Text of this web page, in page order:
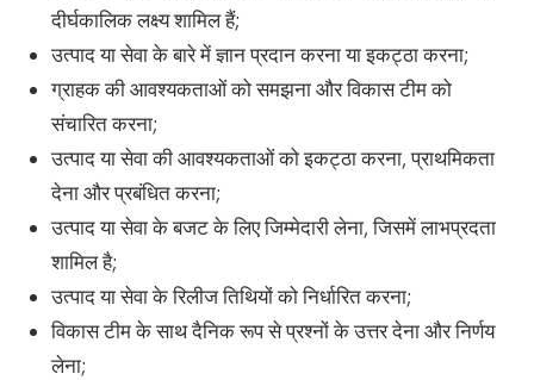
दीर्घकालिक लक्ष्य शामिल हैं;
उत्पाद या सेवा के बारे में ज्ञान प्रदान करना या इकट्ठा करना;
ग्राहक की आवश्यकताओं को समझना और विकास टीम को
संचारित करना;
उत्पाद या सेवा की आवश्यकताओं को इकट्ठा करना, प्राथमिकता
देना और प्रबंधित करना;
उत्पाद या सेवा के बजट के लिए जिम्मेदारी लेना, जिसमें लाभप्रदता
शामिल है;
उत्पाद या सेवा के रिलीज तिथियों को निर्धारित करना;
विकास टीम के साथ दैनिक रूप से प्रश्नों के उत्तर देना और निर्णय
लेना;